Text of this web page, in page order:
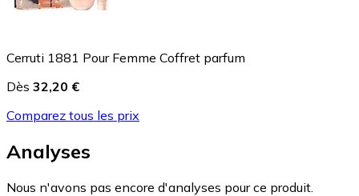
Cerruti 1881 Pour Femme Coffret parfum
Dès 32,20 €
Comparez tous les prix
Analyses
Nous n'avons pas encore d'analyses pour ce produit.